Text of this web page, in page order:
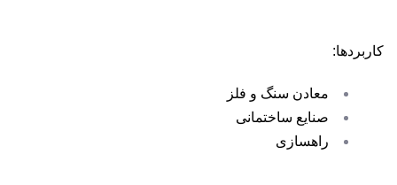
کاربردها:
معادن سنگ و فلز
صنایع ساختمانی
راهسازی